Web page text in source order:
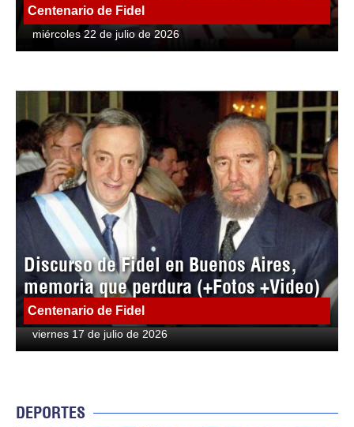
Centenario de Fidel
miércoles 22 de julio de 2026
Discurso de Fidel en Buenos Aires,
memoria que perdura (+Fotos +Video)
Centenario de Fidel
viernes 17 de julio de 2026
DEPORTES